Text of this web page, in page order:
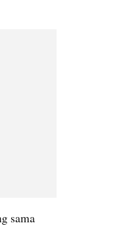
sama